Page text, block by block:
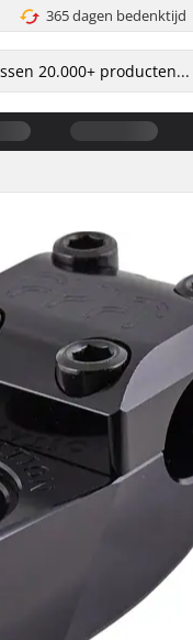
365 dagen bedenktijd